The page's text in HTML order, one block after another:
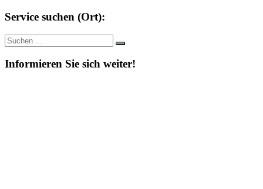
Service suchen (Ort):
Suche
nach:
Suchen
Informieren Sie sich weiter!